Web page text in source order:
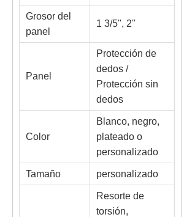
Grosor del
panel
1 3/5'', 2''
Panel
Protección de
dedos /
Protección sin
dedos
Color
Blanco, negro,
plateado o
personalizado
Tamaño personalizado
Resorte de
torsión,